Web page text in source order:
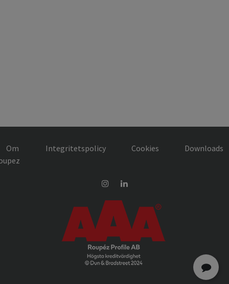
Om
Integritetspolicy Cookies Downloads